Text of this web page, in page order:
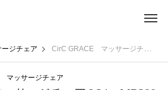
ージチェア CirC GRACE マッサージチェア L24 MR380
マッサージチェア